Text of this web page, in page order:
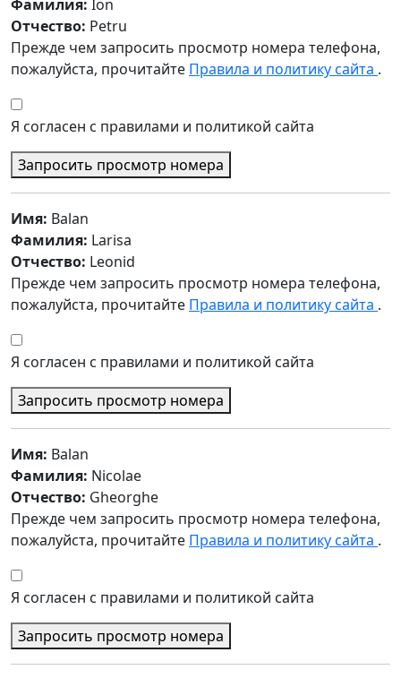
Фамилия: Ion
Отчество: Petru
Прежде чем запросить просмотр номера телефона,
пожалуйста, прочитайте Правила и политику сайта .
Я согласен с правилами и политикой сайта
Запросить просмотр номера
Имя: Balan
Фамилия: Larisa
Отчество: Leonid
Прежде чем запросить просмотр номера телефона,
пожалуйста, прочитайте Правила и политику сайта .
Я согласен с правилами и политикой сайта
Запросить просмотр номера
Имя: Balan
Фамилия: Nicolae
Отчество: Gheorghe
Прежде чем запросить просмотр номера телефона,
пожалуйста, прочитайте Правила и политику сайта .
Я согласен с правилами и политикой сайта
Запросить просмотр номера